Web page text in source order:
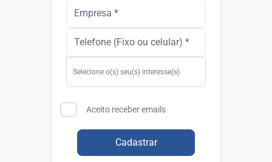
Aceito receber emails
Cadastrar